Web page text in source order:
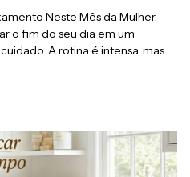
Neste Mês da Mulher,
o fim do seu dia em um
A rotina é intensa, mas a
4 passos simples para criar o
perfeita. Presente